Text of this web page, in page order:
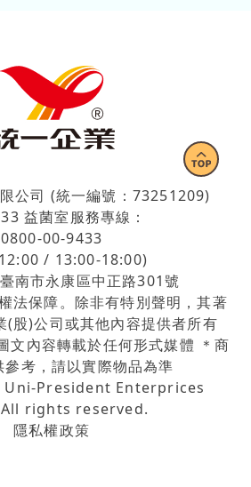
公司 (統一編號：73251209)
益菌室服務專線：
0800-00-9433
/ 13:00-18:00)
南市永康區中正路301號
法保障。除非有特別聲明，其著
(股)公司或其他內容提供者所有
文內容轉載於任何形式媒體 ＊商
參考，請以實際物品為準
Uni-President Enterprices
rights reserved.
隱私權政策